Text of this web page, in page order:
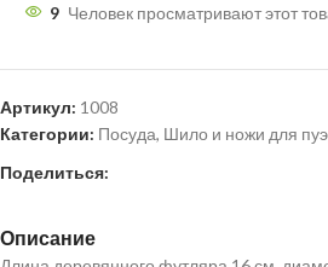
9 Человек просматривают этот
Артикул: 1008
Категории: Посуда, Шило и ножи для
Поделиться:
Описание